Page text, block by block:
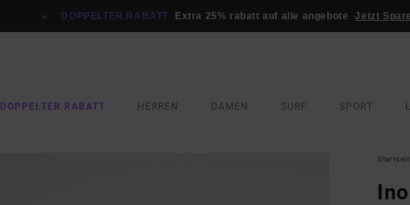
DOPPELTER RABATT Extra 25% rabatt auf alle angebote Jetzt
DOPPELTER RABATT HERREN DAMEN SURF SPORT